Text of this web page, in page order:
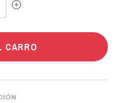
CARRO